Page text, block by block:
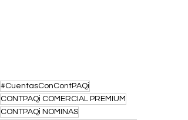
#CuentasConContPAQi
CONTPAQi COMERCIAL PREMIUM
CONTPAQi NOMINAS